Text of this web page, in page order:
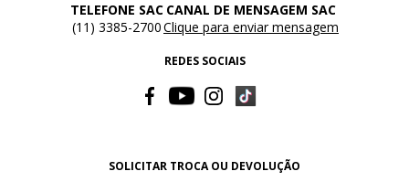
TELEFONE SAC
(11) 3385-2700
CANAL DE MENSAGEM SAC
Clique para enviar mensagem
REDES SOCIAIS
SOLICITAR TROCA OU DEVOLUÇÃO